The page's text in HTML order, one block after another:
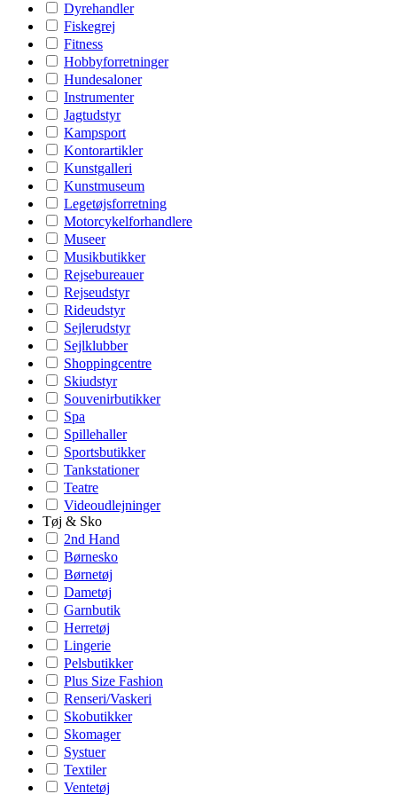
Dyrehandler
Fiskegrej
Fitness
Hobbyforretninger
Hundesaloner
Instrumenter
Jagtudstyr
Kampsport
Kontorartikler
Kunstgalleri
Kunstmuseum
Legetøjsforretning
Motorcykelforhandlere
Museer
Musikbutikker
Rejsebureauer
Rejseudstyr
Rideudstyr
Sejlerudstyr
Sejlklubber
Shoppingcentre
Skiudstyr
Souvenirbutikker
Spa
Spillehaller
Sportsbutikker
Tankstationer
Teatre
Videoudlejninger
Tøj & Sko
2nd Hand
Børnesko
Børnetøj
Dametøj
Garnbutik
Herretøj
Lingerie
Pelsbutikker
Plus Size Fashion
Renseri/Vaskeri
Skobutikker
Skomager
Systuer
Textiler
Ventetøj